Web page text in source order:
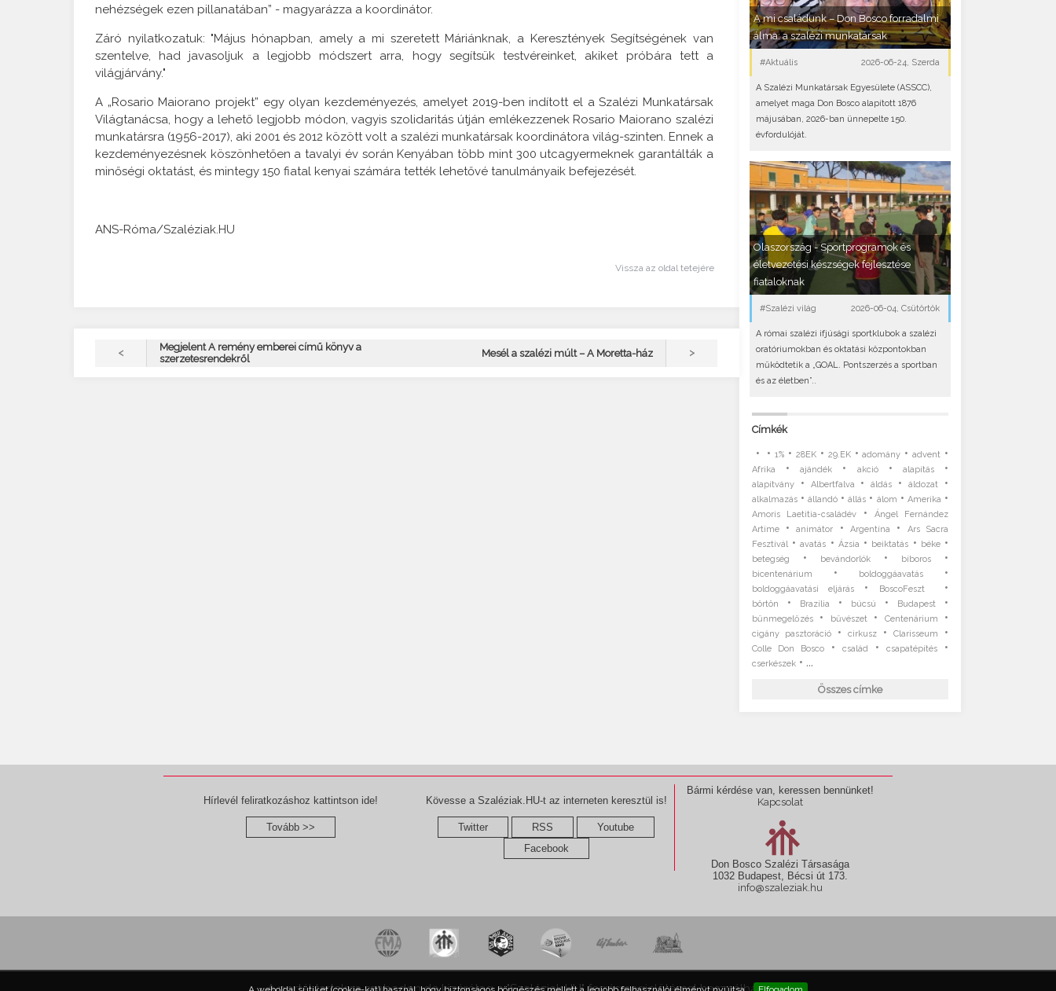
nehézségek ezen pillanatában” - magyarázza a koordinátor.
Záró nyilatkozatuk: "Május hónapban, amely a mi szeretett Máriánknak, a Keresztények Segítségének van
szentelve, had javasoljuk a legjobb módszert arra, hogy segítsük testvéreinket, akiket próbára tett a
világjárvány."
A „Rosario Maiorano projekt” egy olyan kezdeményezés, amelyet 2019-ben indított el a Szalézi Munkatársak
Világtanácsa, hogy a lehető legjobb módon, vagyis szolidaritás útján emlékezzenek Rosario Maiorano szalézi
munkatársra (1956-2017), aki 2001 és 2012 között volt a szalézi munkatársak koordinátora világ-szinten. Ennek a
kezdeményezésnek köszönhetően a tavalyi év során Kenyában több mint 300 utcagyermeknek garantálták a
minőségi oktatást, és mintegy 150 fiatal kenyai számára tették lehetővé tanulmányaik befejezését.
ANS-Róma/Szaléziak.HU
Vissza az oldal tetejére
A mi családunk – Don Bosco forradalmi
álma: a szalézi munkatársak
#Aktuális 2026-06-24, Szerda
A Szalézi Munkatársak Egyesülete (ASSCC),
amelyet maga Don Bosco alapított 1876
májusában, 2026-ban ünnepelte 150.
évfordulóját.
Olaszország - Sportprogramok és
életvezetési készségek fejlesztése
fiataloknak
#Szalézi világ 2026-06-04, Csütörtök
A római szalézi ifjúsági sportklubok a szalézi
oratóriumokban és oktatási központokban
működtetik a „GOAL. Pontszerzés a sportban
és az életben”..
Címkék
• •1% • 28EK • 29.EK•adomány •advent •
Afrika •ajándék • akció• alapítás•
alapítvány• Albertfalva •áldás •áldozat •
alkalmazás•állandó •állás • álom • Amerika •
Amoris Laetitia-családév•
Ángel Fernández
Artime•animátor •Argentína •
Ars Sacra
Fesztivál •avatás • Ázsia • beiktatás • béke•
betegség • bevándorlók• bíboros •
bicentenárium • boldoggáavatás•
boldoggáavatási eljárás • BoscoFeszt •
börtön • Brazília • búcsú • Budapest •
bűnmegelőzés• bűvészet • Centenárium •
cigány pasztoráció• cirkusz•Clarisseum •
Colle Don Bosco• család •csapatépítés •
cserkészek• ...
Összes címke
<
Megjelent A remény emberei című könyv a
szerzetesrendekről
Mesél a szalézi múlt – A Moretta-ház >
Hírlevél feliratkozáshoz kattintson ide!
Tovább >>
Kövesse a Szaléziak.HU-t az interneten keresztül is!
Twitter RSS
Youtube
Facebook
Bármi kérdése van, keressen bennünket!
Kapcsolat
Don Bosco Szalézi Társasága
1032 Budapest, Bécsi út 173.
info@szaleziak.hu